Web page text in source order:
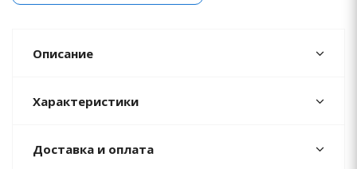
Описание
Характеристики
Доставка и оплата